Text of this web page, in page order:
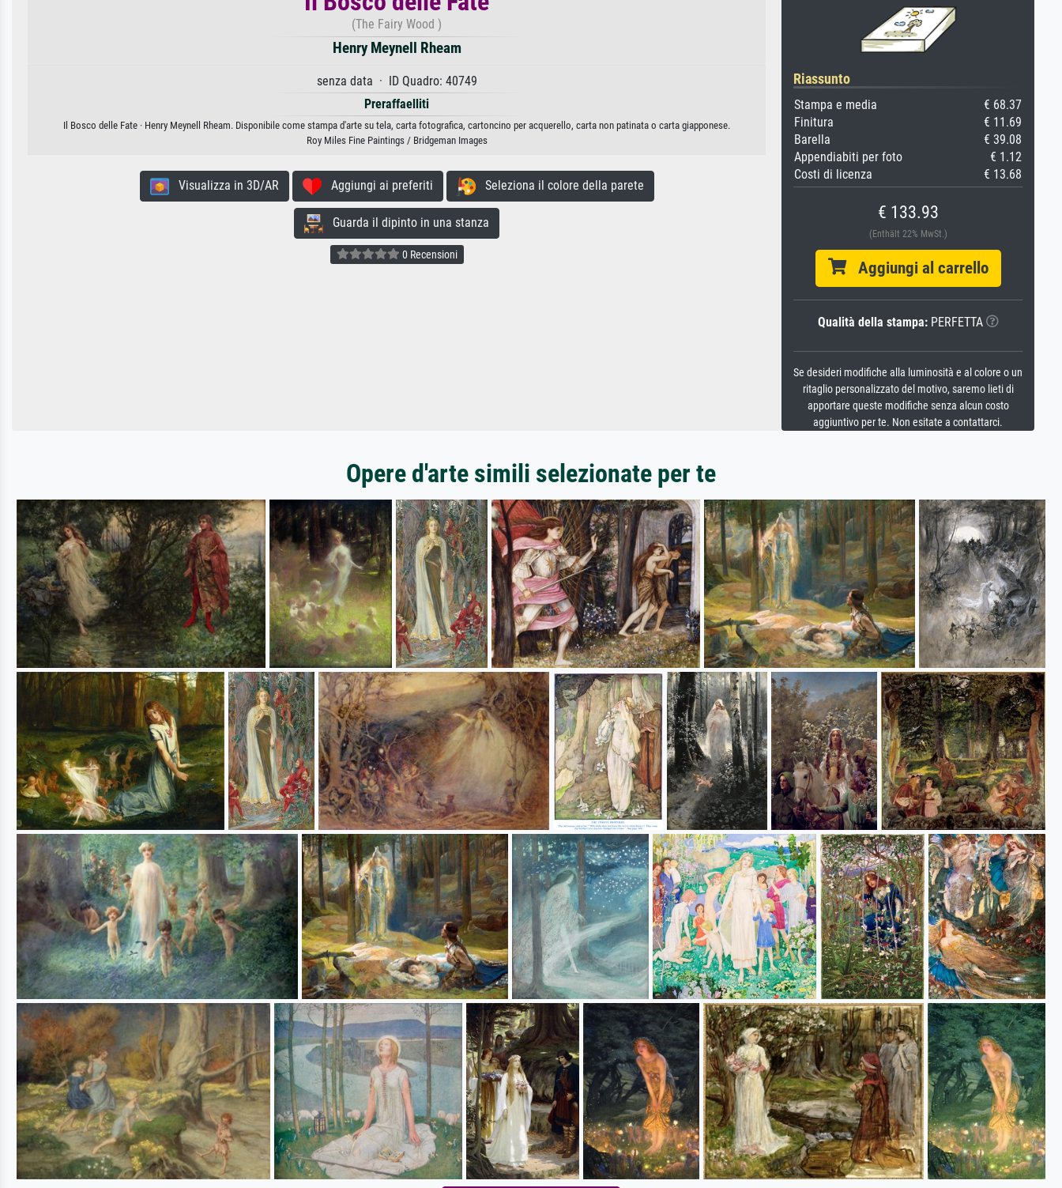
(The Fairy Wood )
Henry Meynell Rheam
senza data · ID Quadro: 40749
Preraffaelliti
Il Bosco delle Fate · Henry Meynell Rheam. Disponibile come stampa d'arte su tela, carta fotografica, cartoncino per acquerello, carta non patinata o carta giapponese.
Roy Miles Fine Paintings / Bridgeman Images
Visualizza in 3D/AR Aggiungi ai preferiti Seleziona il colore della parete
Guarda il dipinto in una stanza
0 Recensioni
Riassunto
Stampa e media
€ 68.37
Finitura
€ 11.69
Barella
€ 39.08
Appendiabiti per foto
€ 1.12
Costi di licenza
€ 13.68
€ 133.93
(Enthält 22% MwSt.)
Aggiungi al carrello
Qualità della stampa:PERFETTA
Se desideri modifiche alla luminosità e al colore o un
ritaglio personalizzato del motivo, saremo lieti di
apportare queste modifiche senza alcun costo
aggiuntivo per te. Non esitate a contattarci.
Opere d'arte simili selezionate per te